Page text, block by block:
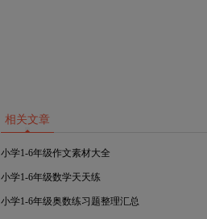
相关文章
小学1-6年级作文素材大全
小学1-6年级数学天天练
小学1-6年级奥数练习题整理汇总